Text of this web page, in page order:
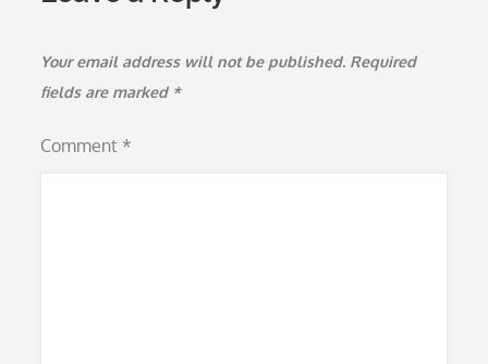
Your email address will not be published. Required
fields are marked *
Comment *